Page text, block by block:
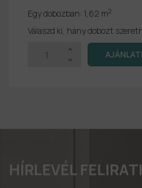
Egy dobozban: 1,62 m2
Válaszd ki, hány dobozt
HÍRLEVÉL